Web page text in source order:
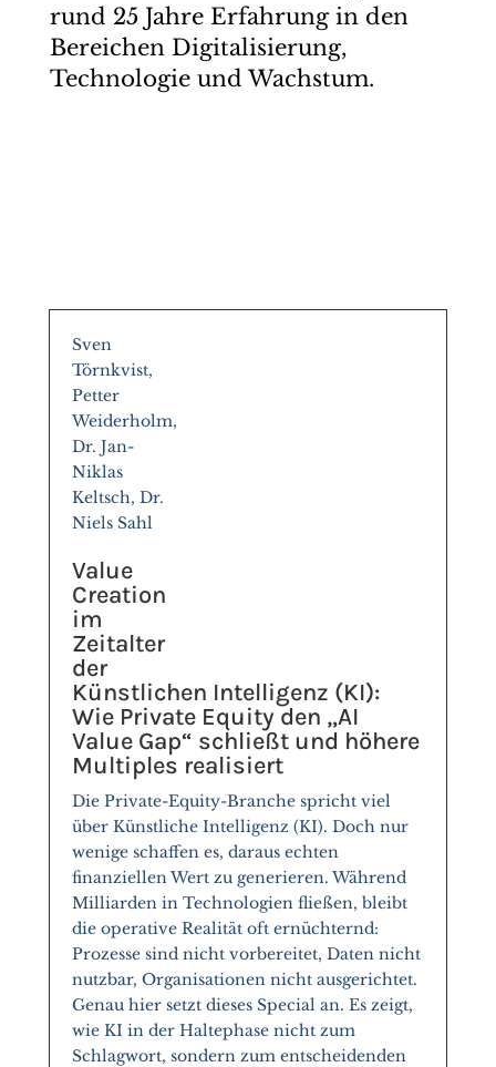
rund 25 Jahre Erfahrung in den
Bereichen Digitalisierung,
Technologie und Wachstum.
Sven
Törnkvist,
Petter
Weiderholm,
Dr. Jan-
Niklas
Keltsch, Dr.
Niels Sahl
Value
Creation
im
Zeitalter
der
Künstlichen Intelligenz (KI):
Wie Private Equity den „AI
Value Gap“ schließt und höhere
Multiples realisiert
Die Private-Equity-Branche spricht viel
über Künstliche Intelligenz (KI). Doch nur
wenige schaffen es, daraus echten
finanziellen Wert zu generieren. Während
Milliarden in Technologien fließen, bleibt
die operative Realität oft ernüchternd:
Prozesse sind nicht vorbereitet, Daten nicht
nutzbar, Organisationen nicht ausgerichtet.
Genau hier setzt dieses Special an. Es zeigt,
wie KI in der Haltephase nicht zum
Schlagwort, sondern zum entscheidenden